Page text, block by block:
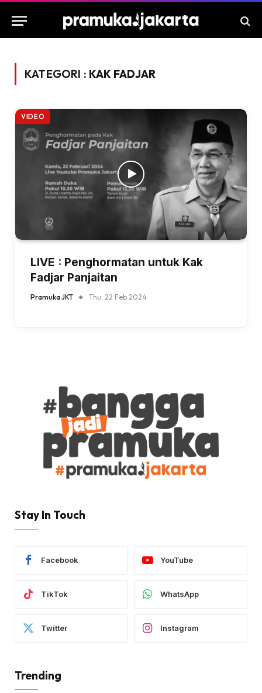
KATEGORI : KAK FADJAR
VIDEO
LIVE : Penghormatan untuk Kak
Fadjar Panjaitan
Pramuka JKT Thu, 22 Feb 2024
Stay In Touch
Facebook YouTube
TikTok WhatsApp
Twitter Instagram
Trending